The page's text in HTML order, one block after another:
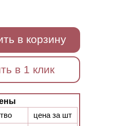
в корзину
в 1 клик
цена за шт